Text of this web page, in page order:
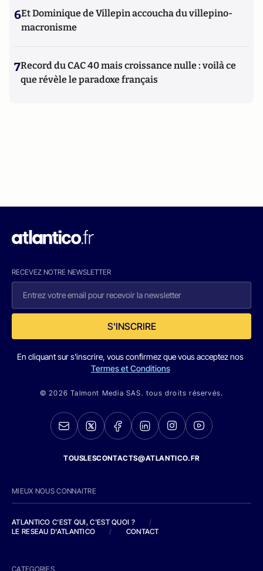
6Et Dominique de Villepin accoucha du villepino-
macronisme
7Record du CAC 40 mais croissance nulle : voilà ce
que révèle le paradoxe français
RECEVEZ NOTRE NEWSLETTER
S'INSCRIRE
En cliquant sur s'inscrire, vous confirmez que vous acceptez nos
Termes et Conditions
© 2026 Talmont Media SAS. tous droits réservés.
TOUSLESCONTACTS@ATLANTICO.FR
MIEUX NOUS CONNAITRE
ATLANTICO C'EST QUI, C'EST QUOI ?
/
LE RESEAU D'ATLANTICO
/ CONTACT
CATEGORIES